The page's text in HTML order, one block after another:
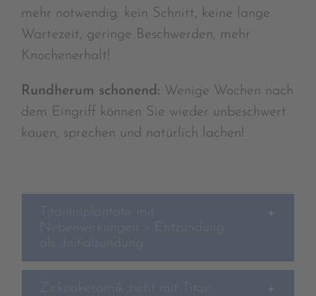
mehr notwendig: kein Schnitt, keine lange
Wartezeit, geringe Beschwerden, mehr
Knochenerhalt!
Rundherum schonend: Wenige Wochen nach
dem Eingriff können Sie wieder unbeschwert
kauen, sprechen und natürlich lachen!
Titanimplantate mit
Nebenwirkungen – Entzündung
als „Initialzündung“
Zirkonkeramik zieht mit Titan